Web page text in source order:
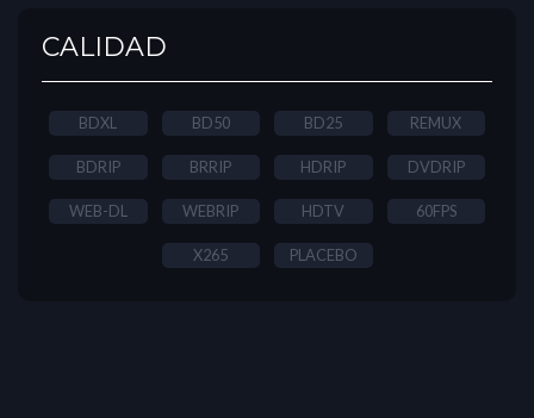
CALIDAD
BDXL BD50 BD25 REMUX
BDRIP BRRIP HDRIP DVDRIP
WEB-DL WEBRIP HDTV 60FPS
X265 PLACEBO